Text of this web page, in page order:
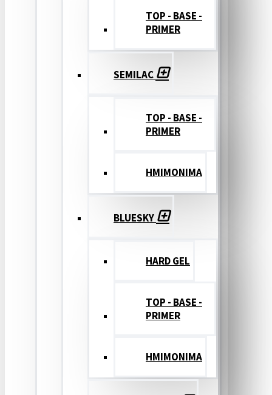
TOP - BASE -
PRIMER
SEMILAC
TOP - BASE -
PRIMER
ΗΜΙΜΟΝΙΜΑ
BLUESKY
HARD GEL
TOP - BASE -
PRIMER
ΗΜΙΜΟΝΙΜΑ